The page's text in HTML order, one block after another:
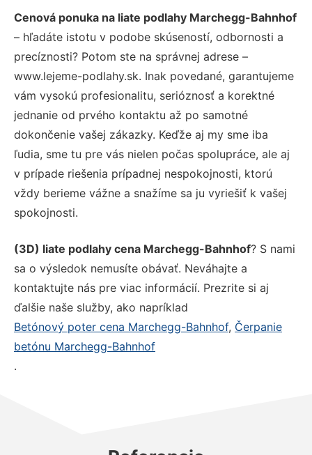
Cenová ponuka na liate podlahy Marchegg-Bahnhof
– hľadáte istotu v podobe skúseností, odbornosti a
precíznosti? Potom ste na správnej adrese –
www.lejeme-podlahy.sk. Inak povedané, garantujeme
vám vysokú profesionalitu, serióznosť a korektné
jednanie od prvého kontaktu až po samotné
dokončenie vašej zákazky. Keďže aj my sme iba
ľudia, sme tu pre vás nielen počas spolupráce, ale aj
v prípade riešenia prípadnej nespokojnosti, ktorú
vždy berieme vážne a snažíme sa ju vyriešiť k vašej
spokojnosti.
(3D) liate podlahy cena Marchegg-Bahnhof? S nami
sa o výsledok nemusíte obávať. Neváhajte a
kontaktujte nás pre viac informácií. Prezrite si aj
ďalšie naše služby, ako napríklad
Betónový poter cena Marchegg-Bahnhof, Čerpanie
betónu Marchegg-Bahnhof
.